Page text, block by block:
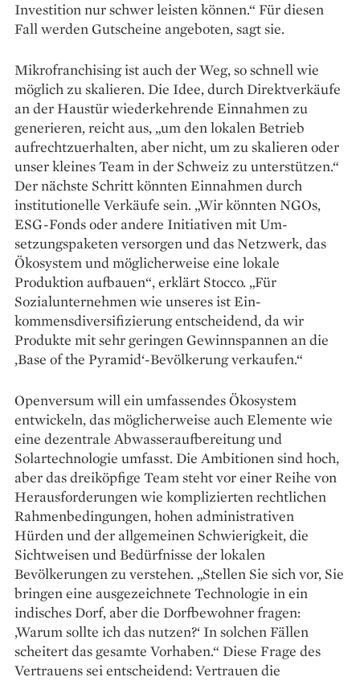
Investition nur schwer leisten können.“ Für diesen
Fall werden Gutscheine angeboten, sagt sie.
Mikrofranchising ist auch der Weg, so schnell wie
möglich zu skalieren. Die Idee, durch Direktverkäufe
an der Haustür wiederkehrende Einnahmen zu
generieren, reicht aus, „um den lokalen Betrieb
aufrechtzuerhalten, aber nicht, um zu skalieren oder
unser kleines Team in der Schweiz zu unterstützen.“
Der nächste Schritt könnten Einnahmen durch
institutio­nelle Verkäufe sein. „Wir könnten NGOs,
ESG-Fonds oder andere Initiativen mit Um­
setzungspaketen versorgen und das Netzwerk, das
Ökosystem und möglicherweise eine lokale
Produktion aufbauen“, erklärt Stocco. „Für
Sozialunternehmen wie unseres ist Ein­­
kommensdiversifizierung entscheidend, da wir
Produkte mit sehr geringen Gewinn­spannen an die
‚Base of the Pyramid‘-Bevölkerung verkaufen.“
Openversum will ein umfassendes Öko­system
entwickeln, das möglicherweise auch Elemente wie
eine dezentrale Abwasser­­­aufbereitung und
Solartechnologie umfasst. Die Ambitionen sind hoch,
aber das dreiköpfige Team steht vor einer Reihe von
Herausforderungen wie komplizierten rechtlichen
Rahmen­bedingungen, hohen administrativen
Hürden und der allgemeinen Schwierigkeit, die
Sichtweisen und Bedürfnisse der lokalen
Bevölkerungen zu verstehen. „Stellen Sie sich vor, Sie
bringen eine ausgezeichnete Technologie in ein
indisches Dorf, aber die Dorfbewohner fragen:
‚Warum sollte ich das nutzen?‘ In solchen Fällen
scheitert das gesamte Vorhaben.“ Diese Frage des
Vertrauens sei entscheidend: Vertrauen die